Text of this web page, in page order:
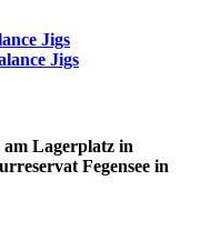
Jigs
Jigs